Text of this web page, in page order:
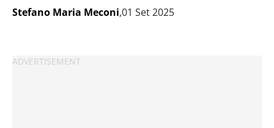
Stefano Maria Meconi,01 Set 2025